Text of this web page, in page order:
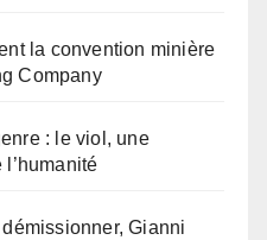
la convention minière
Company
: le viol, une
Gianni